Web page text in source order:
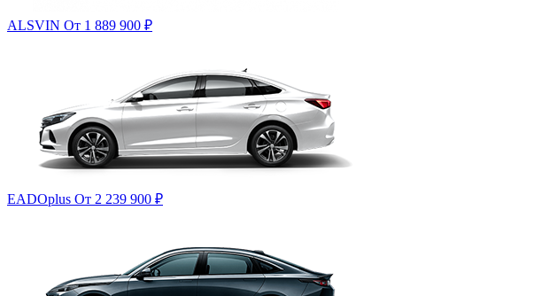
ALSVIN От 1 889 900 ₽
EADOplus От 2 239 900 ₽